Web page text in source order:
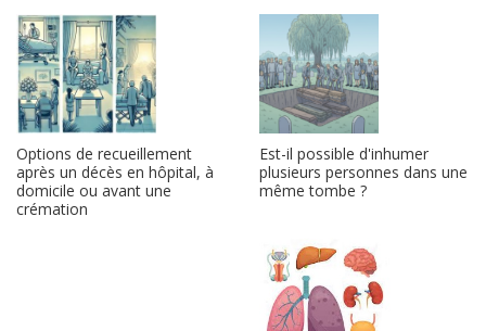
Options de recueillement
après un décès en hôpital, à
domicile ou avant une
crémation
Est-il possible d'inhumer
plusieurs personnes dans une
même tombe ?